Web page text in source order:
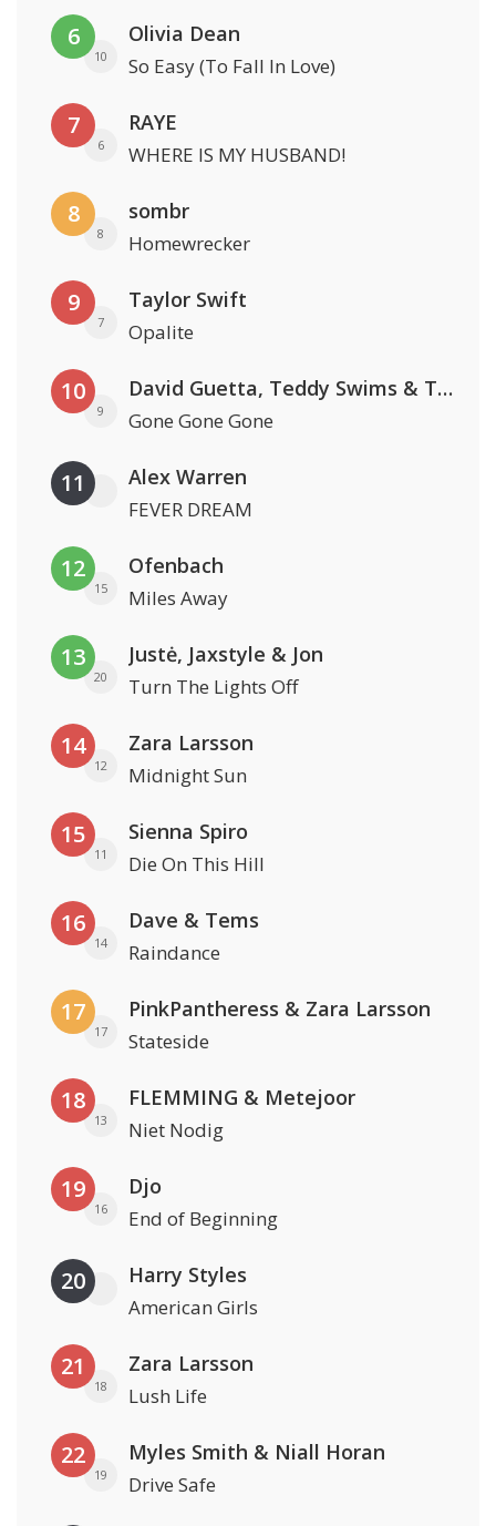
6
10
Olivia Dean
So Easy (To Fall In Love)
7
6
RAYE
WHERE IS MY HUSBAND!
8
8
sombr
Homewrecker
9
7
Taylor Swift
Opalite
10
9
David Guetta, Teddy Swims & Tones And I
Gone Gone Gone
11 Alex Warren
FEVER DREAM
12
15
Ofenbach
Miles Away
13
20
Justė, Jaxstyle & Jon
Turn The Lights Off
14
12
Zara Larsson
Midnight Sun
15
11
Sienna Spiro
Die On This Hill
16
14
Dave & Tems
Raindance
17
17
PinkPantheress & Zara Larsson
Stateside
18
13
FLEMMING & Metejoor
Niet Nodig
19
16
Djo
End of Beginning
20 Harry Styles
American Girls
21
18
Zara Larsson
Lush Life
22
19
Myles Smith & Niall Horan
Drive Safe